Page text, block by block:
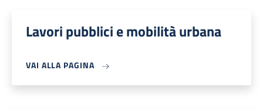
Lavori pubblici e mobilità urbana
VAI ALLA PAGINA